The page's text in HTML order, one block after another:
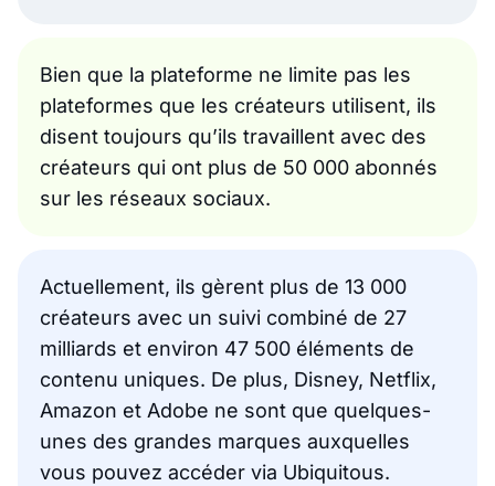
Bien que la plateforme ne limite pas les
plateformes que les créateurs utilisent, ils
disent toujours qu’ils travaillent avec des
créateurs qui ont plus de 50 000 abonnés
sur les réseaux sociaux.
Actuellement, ils gèrent plus de 13 000
créateurs avec un suivi combiné de 27
milliards et environ 47 500 éléments de
contenu uniques. De plus, Disney, Netflix,
Amazon et Adobe ne sont que quelques-
unes des grandes marques auxquelles
vous pouvez accéder via Ubiquitous.